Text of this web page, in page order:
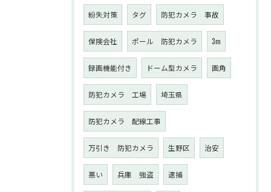
紛失対策 タグ 防犯カメラ 事故
保険会社 ポール 防犯カメラ 3m
録画機能付き ドーム型カメラ 画角
防犯カメラ 工場 埼玉県
防犯カメラ 配線工事
万引き 防犯カメラ 生野区 治安
悪い 兵庫 強盗 逮捕